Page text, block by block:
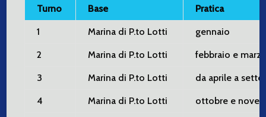
Turno Base Pratica
1 Marina di P.to Lotti gennaio
2 Marina di P.to Lotti febbraio e
3 Marina di P.to Lotti da aprile a
4 Marina di P.to Lotti ottobre e